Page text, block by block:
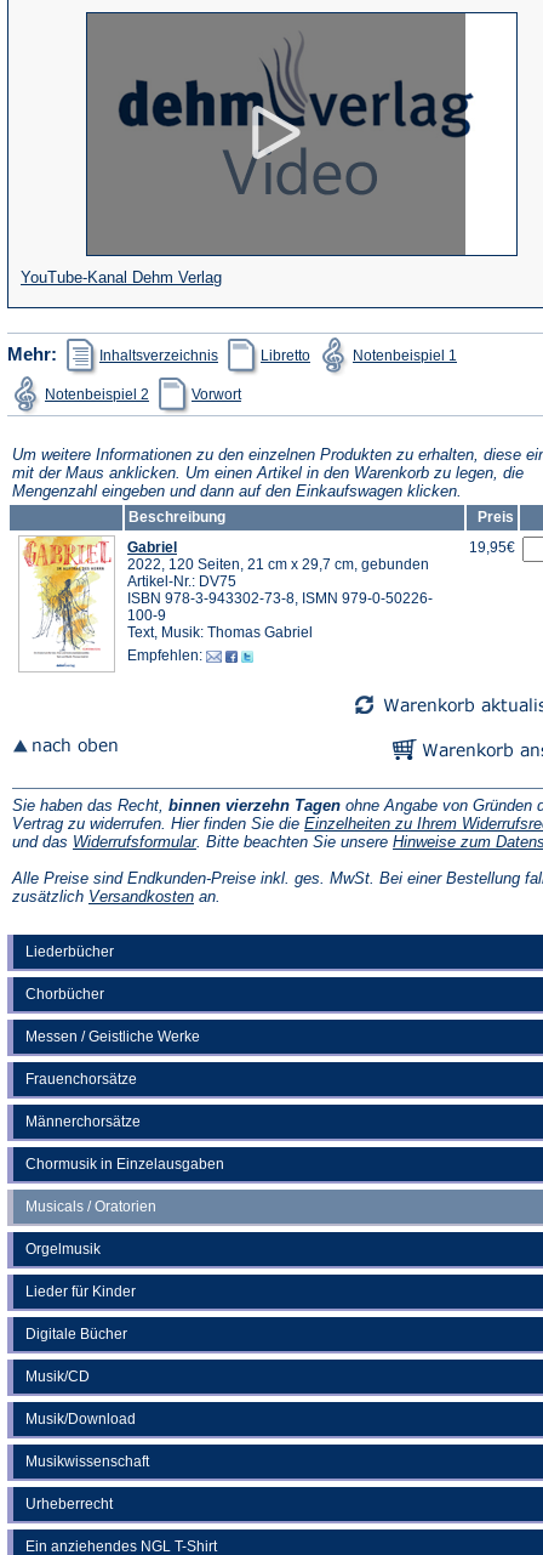
Liederbücher
Chorbücher
Messen / Geistliche Werke
Frauenchorsätze
Männerchorsätze
Chormusik in Einzelausgaben
Musicals / Oratorien
Orgelmusik
Lieder für Kinder
Digitale Bücher
Musik/CD
Musik/Download
Musikwissenschaft
Urheberrecht
Ein anziehendes NGL T-Shirt
YouTube-Kanal Dehm Verlag(Öffnet
in
einem
neuen
Tab)
Mehr: Inhaltsverzeichnis
(Öffnet
in
einem
neuen
Tab)
Libretto
(Öffnet
in
einem
Tab)
Notenbeispiel 1in
Tab)
Notenbeispiel 2
(Öffnet
in
einem
Tab)
Vorwortin
einem
Tab)
Um weitere Informationen zu den einzelnen Produkten zu erhalten, diese
mit der Maus anklicken. Um einen Artikel in den Warenkorb zu legen, die
Mengenzahl eingeben und dann auf den Einkaufswagen klicken.
Beschreibung
Preis
Gabriel
2022, 120 Seiten, 21 cm x 29,7 cm, gebunden
Artikel-Nr.: DV75
ISBN 978-3-943302-73-8, ISMN 979-0-50226-
100-9
Text, Musik: Thomas Gabriel
Empfehlen:
19,95€
Sie haben das Recht, binnen vierzehn Tagen ohne Angabe von Gründen
Vertrag zu widerrufen. Hier finden Sie die Einzelheiten zu Ihrem
und das Widerrufsformular(Öffnet
einem
neuen
. Bitte beachten Sie unsere Hinweise zum
Alle Preise sind Endkunden-Preise inkl. ges. MwSt. Bei einer Bestellung
zusätzlich Versandkosten(Öffnet
an.